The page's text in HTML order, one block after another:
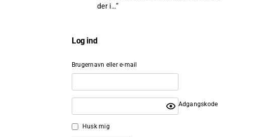
der i…”
Log ind
Brugernavn eller e-mail
Adgangskode
Husk mig